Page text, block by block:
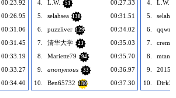
00:23.92
00:26.95
00:31.06
00:31.45
00:33.19
00:33.27
00:34.40
4.
L.W. 51
00:27.33
5.
selahsea 130
00:31.51
6.
puzzliver 129
00:34.02
7.
清华大学 23
00:35.03
8.
Mariette79 94
00:35.70
9.
anonymous 33
00:36.97
10.
Ben65732 130 00:37.30
4.
L.W.
5.
6.
qqwref
7.
crema
8.
9.
10.
Dirk33